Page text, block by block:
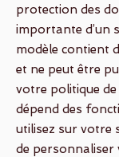
protection des
importante d’un
modèle contient
et ne peut être
votre politique
dépend des
utilisez sur votre
de personnaliser